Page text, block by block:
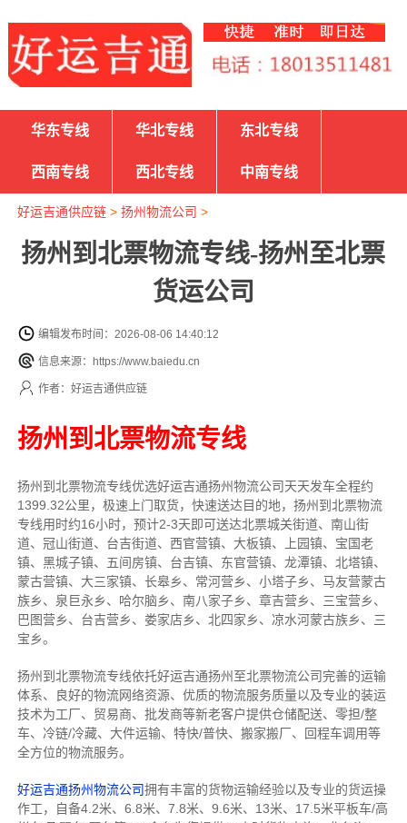
华东专线 华北专线 东北专线
西南专线 西北专线 中南专线
好运吉通供应链> 扬州物流公司 >
扬州到北票物流专线-扬州至北票
货运公司
编辑发布时间：2026-08-06 14:40:12
信息来源：https://www.baiedu.cn
作者：好运吉通供应链
扬州到北票物流专线
扬州到北票物流专线优选好运吉通扬州物流公司天天发车全程约
1399.32公里， 极速上门取货，快速送达目的地，扬州到北票物流
专线用时约16小时，预计2-3天即可送达北票城关街道、南山街
道、冠山街道、台吉街道、西官营镇、大板镇、上园镇、宝国老
镇、黑城子镇、五间房镇、台吉镇、东官营镇、龙潭镇、北塔镇、
蒙古营镇、大三家镇、长皋乡、常河营乡、小塔子乡、马友营蒙古
族乡、泉巨永乡、哈尔脑乡、南八家子乡、章吉营乡、三宝营乡、
巴图营乡、台吉营乡、娄家店乡、北四家乡、凉水河蒙古族乡、三
宝乡。
扬州到北票物流专线依托好运吉通扬州至北票物流公司完善的运输
体系、良好的物流网络资源、优质的物流服务质量以及专业的装运
技术为工厂、贸易商、批发商等新老客户提供仓储配送、零担/整
车、冷链/冷藏、大件运输、特快/普快、搬家搬厂、回程车调用等
全方位的物流服务。
好运吉通扬州物流公司拥有丰富的货物运输经验以及专业的货运操
作工，自备4.2米、6.8米、7.8米、9.6米、13米、17.5米平板车/高